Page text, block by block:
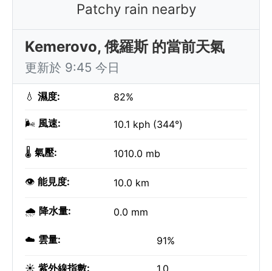
Patchy rain nearby
Kemerovo, 俄羅斯 的當前天氣
更新於 9:45 今日
💧 濕度: 82%
🌬️ 風速: 10.1 kph (344°)
🌡️ 氣壓: 1010.0 mb
👁️ 能見度: 10.0 km
🌧️ 降水量: 0.0 mm
☁️ 雲量: 91%
☀️ 紫外線指數: 1.0